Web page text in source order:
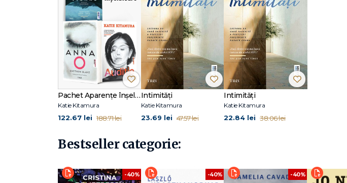
National Book Award și PEN/Faulkner Award. A scris pentru publicații precum The New York
Predă în cadrul programului de scriere creativă de la New York University. De aceeași autoare, la
Pachet Aparențe înșelătoare
Katie Kitamura
122.67 lei 188.71 lei
Intimități
Katie Kitamura
23.69 lei 47.57 lei
Intimități
Katie Kitamura
22.84 lei 38.06 lei
Bestseller categorie:
-40% -40% -40%